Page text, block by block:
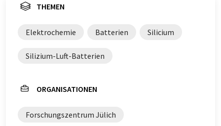
THEMEN
Elektrochemie Batterien Silicium
Silizium-Luft-Batterien
ORGANISATIONEN
Forschungszentrum Jülich